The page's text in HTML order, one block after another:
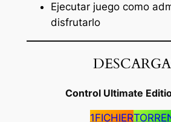
Ejecutar juego como
disfrutarlo
Control Ultimate
1FICHIER